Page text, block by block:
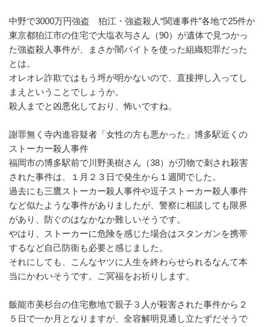
中野で3000万円強盗 狛江・強盗殺人“関連事件”各地で25件か
東京都狛江市の住宅で大塩衣与さん（90）が遺体で見つかっ
た強盗殺人事件が、まさか闇バイトを使った組織犯罪だった
とは。
オレオレ詐欺ではもう埒が明かないので、直接押し入ってし
まえということでしょうか。
殺人までと凶悪化しており、怖いですね。
謝罪無く寺内進容疑者「女性の方も悪かった」博多駅近くの
ストーカー殺人事件
福岡市の博多駅前で川野美樹さん（38）が刃物で刺され殺害
された事件は、１月２３日で発生から１週間でした。
過去にも三鷹ストーカー殺人事件や逗子ストーカー殺人事件
など似たような事件がありましたが、警察に相談しても限界
があり、防ぐのはなかなか難しいそうです。
やはり、ストーカーに危険を感じた場合はスタンガンを携帯
するなど自己防衛も必要と感じました。
それにしても、こんなヤツに人生を終わらせられるなんて本
当にかわいそうです。ご冥福をお祈りします。
飯能市美杉台の住宅敷地で親子３人が殺害された事件から２
５日で一か月となりますが、全容解明見通し立たずだそうで